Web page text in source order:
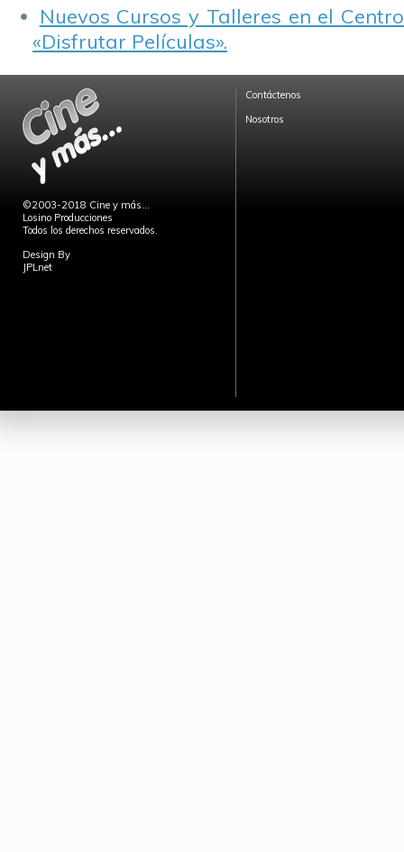
Nuevos Cursos y Talleres en el
«Disfrutar Películas».
©2003-2018 Cine y más...
Losino Producciones
Todos los derechos reservados.
Design By
JPLnet
Contáctenos
Nosotros